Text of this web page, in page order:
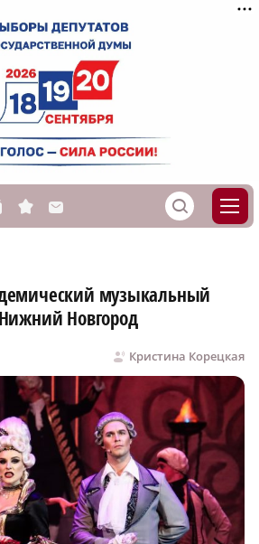
s M S
музыкальный
Новгород
Кристина Корецкая